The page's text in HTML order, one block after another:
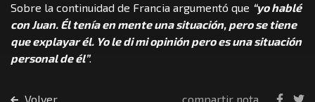
Sobre la continuidad de Francia argumentó que “yo hablé
con Juan. Él tenía en mente una situación, pero se tiene
que explayar él. Yo le di mi opinión pero es una situación
personal de él”.
Volver compartir nota